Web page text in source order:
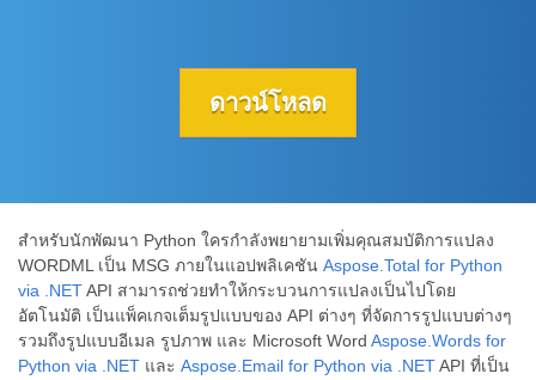
ดาวน์โหลด
สำหรับนักพัฒนา Python ใครกำลังพยายามเพิ่มคุณสมบัติการแปลง
WORDML เป็น MSG ภายในแอปพลิเคชัน Aspose.Total for Python
via .NETAPI สามารถช่วยทำให้กระบวนการแปลงเป็นไปโดย
อัตโนมัติ เป็นแพ็คเกจเต็มรูปแบบของ API ต่างๆ ที่จัดการรูปแบบต่างๆ
รวมถึงรูปแบบอีเมล รูปภาพ และ Microsoft Word Aspose.Words for
Python via .NET และ Aspose.Email for Python via .NETAPI ที่เป็น